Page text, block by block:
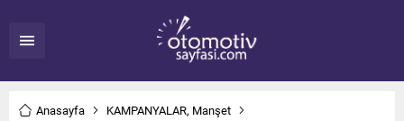
Anasayfa KAMPANYALAR, Manşet